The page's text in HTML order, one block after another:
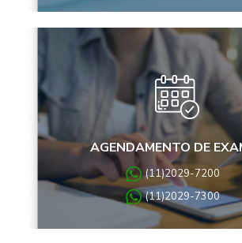
AGENDAMENTO DE
(11)2029-7200
(11)2029-7300